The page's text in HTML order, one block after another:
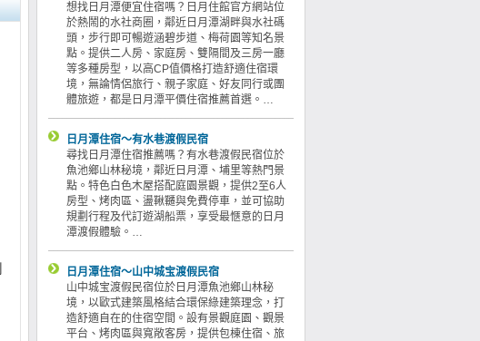
想找日月潭便宜住宿嗎？日月住館官方網站位
於熱鬧的水社商圈，鄰近日月潭湖畔與水社碼
頭，步行即可暢遊涵碧步道、梅荷園等知名景
點。提供二人房、家庭房、雙隔間及三房一廳
等多種房型，以高CP值價格打造舒適住宿環
境，無論情侶旅行、親子家庭、好友同行或團
體旅遊，都是日月潭平價住宿推薦首選。…
日月潭住宿～有水巷渡假民宿
尋找日月潭住宿推薦嗎？有水巷渡假民宿位於
魚池鄉山林秘境，鄰近日月潭、埔里等熱門景
點。特色白色木屋搭配庭園景觀，提供2至6人
房型、烤肉區、盪鞦韆與免費停車，並可協助
規劃行程及代訂遊湖船票，享受最愜意的日月
潭渡假體驗。…
日月潭住宿～山中城宝渡假民宿
山中城宝渡假民宿位於日月潭魚池鄉山林秘
境，以歐式建築風格結合環保綠建築理念，打
造舒適自在的住宿空間。設有景觀庭園、觀景
平台、烤肉區與寬敞客房，提供包棟住宿、旅